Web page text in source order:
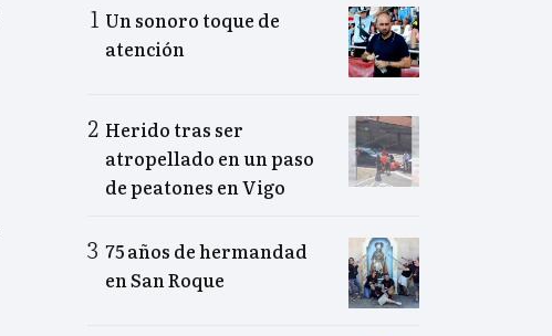
Un sonoro toque de
atención
Herido tras ser
atropellado en un paso
de peatones en Vigo
75 años de hermandad
en San Roque